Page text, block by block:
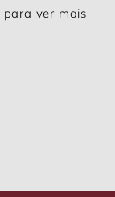
para ver mais